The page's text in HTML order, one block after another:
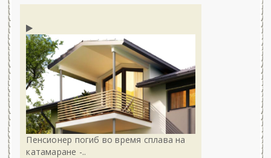
Пенсионер погиб во время сплава на
катамаране -..